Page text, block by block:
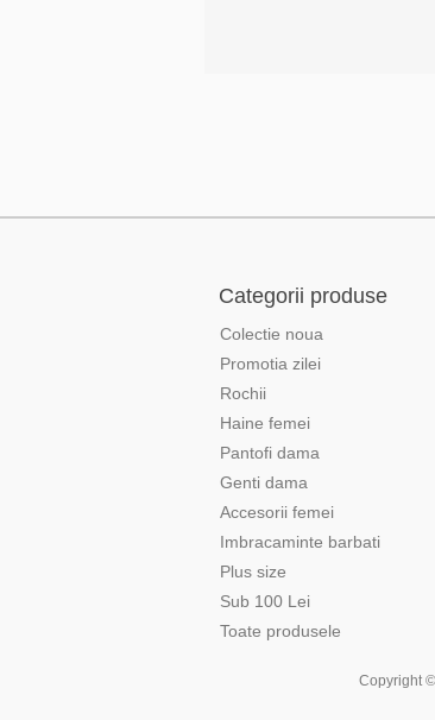
Categorii produse
Colectie noua
Promotia zilei
Rochii
Haine femei
Pantofi dama
Genti dama
Accesorii femei
Imbracaminte barbati
Plus size
Sub 100 Lei
Toate produsele
Copyright